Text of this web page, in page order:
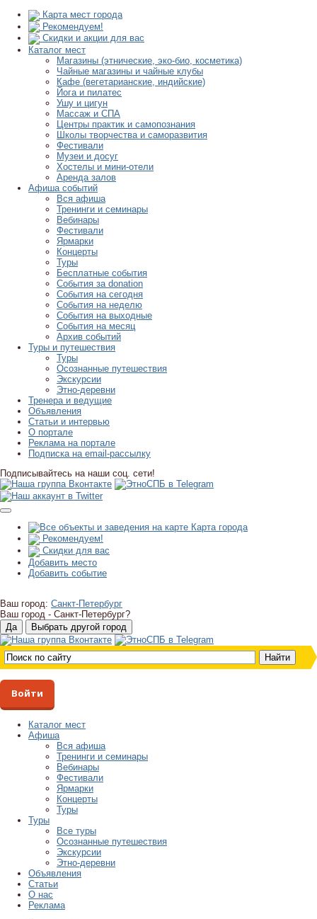
Карта мест города
Рекомендуем!
Скидки и акции для вас
Каталог мест
Магазины (этнические, эко-био, косметика)
Чайные магазины и чайные клубы
Кафе (вегетарианские, индийские)
Йога и пилатес
Ушу и цигун
Массаж и СПА
Центры практик и самопознания
Школы творчества и саморазвития
Фестивали
Музеи и досуг
Хостелы и мини-отели
Аренда залов
Афиша событий
Вся афиша
Тренинги и семинары
Вебинары
Фестивали
Ярмарки
Концерты
Туры
Бесплатные события
События за donation
События на сегодня
События на неделю
События на выходные
События на месяц
Архив событий
Туры и путешествия
Туры
Осознанные путешествия
Экскурсии
Этно-деревни
Тренера и ведущие
Объявления
Статьи и интервью
О портале
Реклама на портале
Подписка на email-рассылку
Подписывайтесь на наши соц. сети!
Карта города
Рекомендуем!
Скидки для вас
Добавить место
Добавить событие
Ваш город: Санкт-Петербург
Ваш город - Санкт-Петербург?
Войти
Каталог мест
Афиша
Вся афиша
Тренинги и семинары
Вебинары
Фестивали
Ярмарки
Концерты
Туры
Туры
Все туры
Осознанные путешествия
Экскурсии
Этно-деревни
Объявления
Статьи
О нас
Реклама